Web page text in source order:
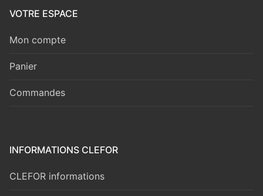
VOTRE ESPACE
Mon compte
Panier
Commandes
INFORMATIONS CLEFOR
CLEFOR informations